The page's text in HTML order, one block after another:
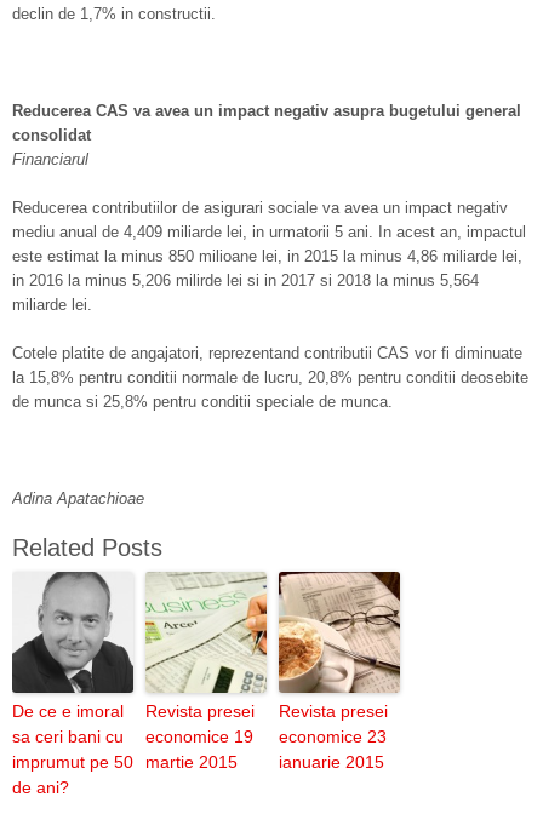
declin de 1,7% in constructii.
Reducerea CAS va avea un impact negativ asupra bugetului general
consolidat
Financiarul
Reducerea contributiilor de asigurari sociale va avea un impact negativ
mediu anual de 4,409 miliarde lei, in urmatorii 5 ani. In acest an, impactul
este estimat la minus 850 milioane lei, in 2015 la minus 4,86 miliarde lei,
in 2016 la minus 5,206 milirde lei si in 2017 si 2018 la minus 5,564
miliarde lei.
Cotele platite de angajatori, reprezentand contributii CAS vor fi diminuate
la 15,8% pentru conditii normale de lucru, 20,8% pentru conditii deosebite
de munca si 25,8% pentru conditii speciale de munca.
Adina Apatachioae
Related Posts
De ce e imoral
sa ceri bani cu
imprumut pe 50
de ani?
Revista presei
economice 19
martie 2015
Revista presei
economice 23
ianuarie 2015